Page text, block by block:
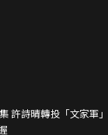
許詩晴轉投「文家軍